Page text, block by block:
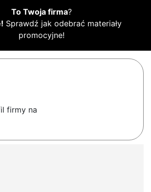
To Twoja firma?
Sprawdź jak odebrać materiały
promocyjne!
firmy na